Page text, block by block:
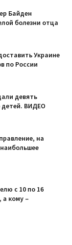
Байден
болезни отца
Украине
по России
девять
детей. ВИДЕО
на
с 10 по 16
а кому –